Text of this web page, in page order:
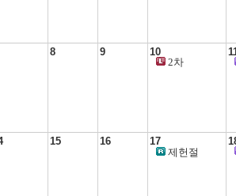
8 9
10
2차
15 16
17
제헌절